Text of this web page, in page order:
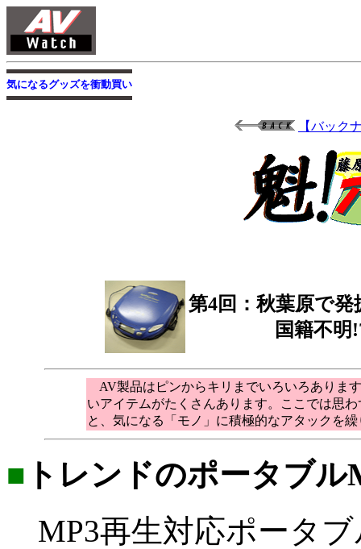
気になるグッズを衝動買い
【バック
第4回：秋葉原で
国籍不
AV製品はピンからキリまでいろいろありま
いアイテムがたくさんあります。ここでは思
と、気になる「モノ」に積極的なアタックを
■ トレンドのポータブ
MP3再生対応ポータ